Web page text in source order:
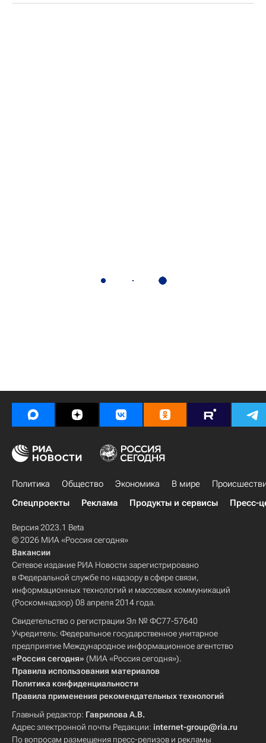
Политика Общество Экономика В мире
Спецпроекты
Реклама Продукты и сервисы Пресс-
Версия 2023.1 Beta
© 2026 МИА «Россия сегодня»
Вакансии
Сетевое издание РИА Новости зарегистрировано
в Федеральной службе по надзору в сфере связи,
информационных технологий и массовых коммуникаций
(Роскомнадзор) 08 апреля 2014 года.
Свидетельство о регистрации Эл № ФС77-57640
Учредитель: Федеральное государственное унитарное
предприятие Международное информационное агентство
«Россия сегодня» (МИА «Россия сегодня»).
Правила использования материалов
Политика конфиденциальности
Правила применения рекомендательных технологий
Главный редактор: Гаврилова А.В.
Адрес электронной почты Редакции: internet-group@ria.ru
По вопросам размещения пресс-релизов и рекламы